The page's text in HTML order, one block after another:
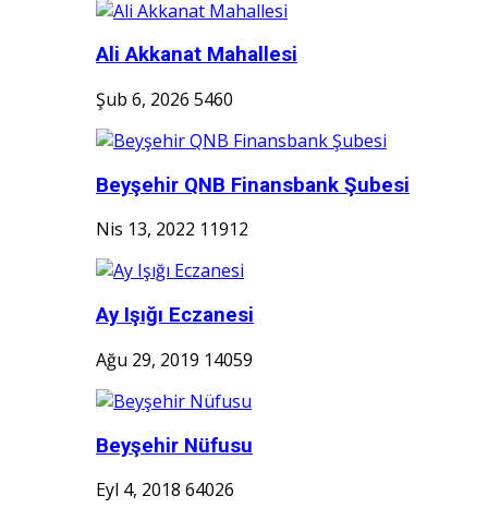
Ali Akkanat Mahallesi
Şub 6, 2026 5460
Beyşehir QNB Finansbank Şubesi
Nis 13, 2022 11912
Ay Işığı Eczanesi
Ağu 29, 2019 14059
Beyşehir Nüfusu
Eyl 4, 2018 64026